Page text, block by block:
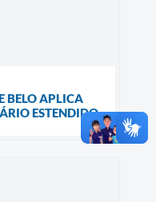
BELO APLICA
ESTENDIDO